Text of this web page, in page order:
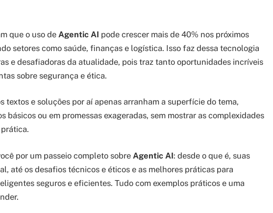
que o uso de Agentic AI pode crescer mais de 40% nos próximos
setores como saúde, finanças e logística. Isso faz dessa tecnologia
e desafiadoras da atualidade, pois traz tanto oportunidades incríveis
sobre segurança e ética.
textos e soluções por aí apenas arranham a superfície do tema,
básicos ou em promessas exageradas, sem mostrar as complexidades
por um passeio completo sobre Agentic AI: desde o que é, suas
até os desafios técnicos e éticos e as melhores práticas para
seguros e eficientes. Tudo com exemplos práticos e uma